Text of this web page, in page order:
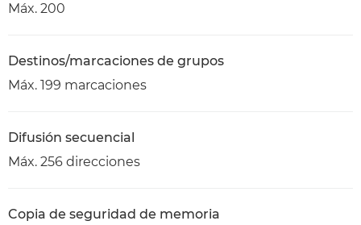
Máx. 200
Destinos/marcaciones de grupos
Máx. 199 marcaciones
Difusión secuencial
Máx. 256 direcciones
Copia de seguridad de memoria